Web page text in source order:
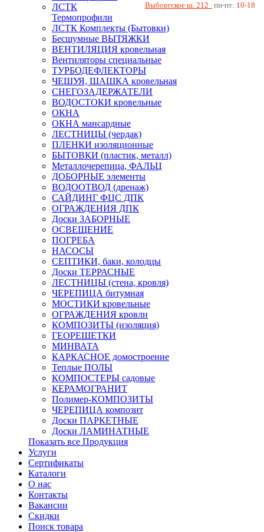
Выборгское ш. 212
пн-пт: 10-18
ЛСТК
Термопрофили
ЛСТК Комплекты (Бытовки)
Бесшумные ВЫТЯЖКИ
ВЕНТИЛЯЦИЯ кровельная
Вентиляторы специальные
ТУРБОДЕФЛЕКТОРЫ
ЧЕШУЯ, ШАШКА кровельная
СНЕГОЗАДЕРЖАТЕЛИ
ВОДОСТОКИ кровельные
ОКНА
ОКНА мансардные
ЛЕСТНИЦЫ (чердак)
ПЛЕНКИ изоляционные
БЫТОВКИ (пластик, металл)
Металлочерепица, ФАЛЬЦ
ДОБОРНЫЕ элементы
ВОДООТВОД (дренаж)
САЙДИНГ ФЦС ДПК
ОГРАЖДЕНИЯ ДПК
Доски ЗАБОРНЫЕ
ОСВЕЩЕНИЕ
ПОГРЕБА
НАСОСЫ
СЕПТИКИ, баки, колодцы
Доски ТЕРРАСНЫЕ
ЛЕСТНИЦЫ (стена, кровля)
ЧЕРЕПИЦА битумная
МОСТИКИ кровельные
ОГРАЖДЕНИЯ кровли
КОМПОЗИТЫ (изоляция)
ГЕОРЕШЕТКИ
МИНВАТА
КАРКАСНОЕ домостроение
Теплые ПОЛЫ
КОМПОСТЕРЫ садовые
КЕРАМОГРАНИТ
Полимер-КОМПОЗИТЫ
ЧЕРЕПИЦА композит
Доски ПАРКЕТНЫЕ
Доски ЛАМИНАТНЫЕ
Показать все Продукция
Услуги
Сертификаты
Каталоги
О нас
Контакты
Вакансии
Скидки
Поиск товара